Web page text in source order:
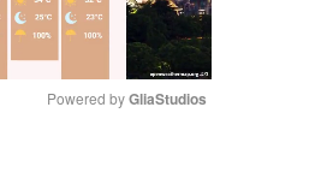
Powered by GliaStudios